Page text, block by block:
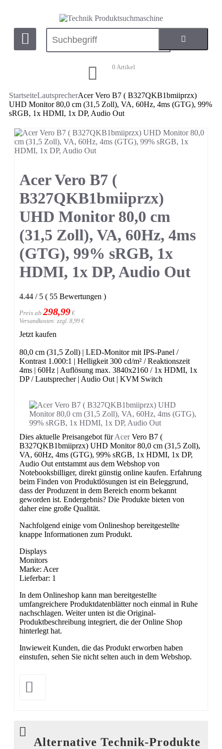
0 Artikel
StartseiteLautsprecherAcer Vero B7 ( B327QKB1bmiiprzx)
UHD Monitor 80,0 cm (31,5 Zoll), VA, 60Hz, 4ms (GTG), 99%
sRGB, 1x HDMI, 1x DP, Audio Out
Acer Vero B7 (
B327QKB1bmiiprzx)
UHD Monitor 80,0 cm
(31,5 Zoll), VA, 60Hz, 4ms
(GTG), 99% sRGB, 1x
HDMI, 1x DP, Audio Out
4.44 / 5 ( 55 Bewertungen )
Preis ab 298,99 €
Versandkosten: zzgl. 8,99 €
Jetzt kaufen
80,0 cm (31,5 Zoll) | LED-Monitor mit IPS-Panel /
Kontrast 1.000:1 | Helligkeit 300 cd/m² / Reaktionszeit
4ms | 60Hz | Auflösung max. 3840x2160 / 1x HDMI, 1x
DP / Lautsprecher | Audio Out | KVM Switch
Dies aktuelle Preisangebot fürAcerVero B7 (
B327QKB1bmiiprzx) UHD Monitor 80,0 cm (31,5 Zoll),
VA, 60Hz, 4ms (GTG), 99% sRGB, 1x HDMI, 1x DP,
Audio Out entstammt aus dem Webshop von
Notebooksbilliger, direkt günstig online kaufen. Erfahrung
beim Finden von Produktlösungen ist ein Beleggrund,
dass der Produzent in dem Bereich enorm bekannt
geworden ist. Endergebnis? Die Produkte bieten von
daher eine große Qualität.
Nachfolgend einige vom Onlineshop bereitgestellte
knappe Informationen zum Produkt.
Displays
Monitors
Marke: Acer
Lieferbar: 1
In dem Onlineshop kann man bereitgestellte
umfangreichere Produktdatenblätter noch einmal in Ruhe
nachschlagen. Weiter unten ist die Original-
Produktbeschreibung integriert, die der Online Shop
hinterlegt hat.
Inwieweit Kunden, die das Produkt erworben haben
einstufen, sehen Sie nicht selten auch in dem Webshop.
Alternative Technik-Produkte